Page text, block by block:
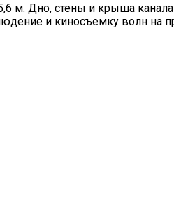
Дно, стены и крыша
и киносъемку волн